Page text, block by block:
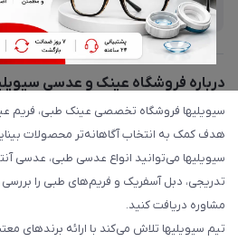
درباره فروشگاه عینک و عدسی
سیویلیها فروشگاه تخصصی عینک طبی، فریم
هدف کمک به انتخاب آگاهانه‌تر محصولات
سیویلیها می‌توانید انواع عدسی طبی، عدسی
تدریجی، دبل آسفریک و فریم‌های طبی را
مشاوره دریافت کنید.
تیم سیویلیها تلاش می‌کند با ارائه برندهای